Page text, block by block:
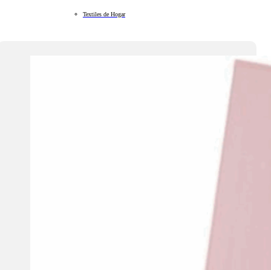
Textiles de Hogar